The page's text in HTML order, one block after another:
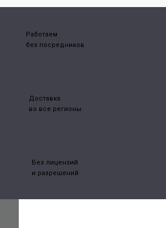
Работаем
без посредников
Доставка
во все регионы
Без лицензий
и разрешений